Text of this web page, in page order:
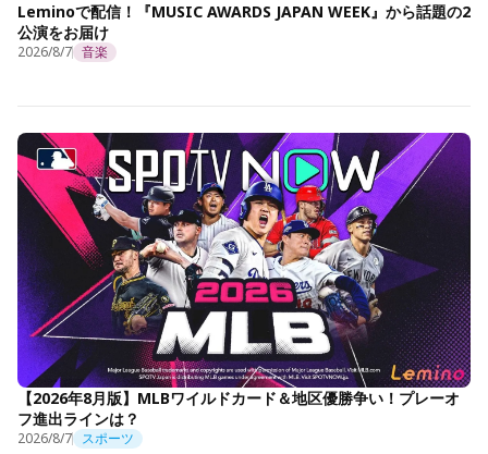
Leminoで配信！『MUSIC AWARDS JAPAN WEEK』から話題の2
公演をお届け
2026/8/7 音楽
【2026年8月版】MLBワイルドカード＆地区優勝争い！プレーオ
フ進出ラインは？
2026/8/7 スポーツ